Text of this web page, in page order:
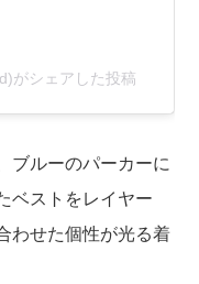
がシェアした投稿
ブルーのパーカーに
ベストをレイヤー
わせた個性が光る着